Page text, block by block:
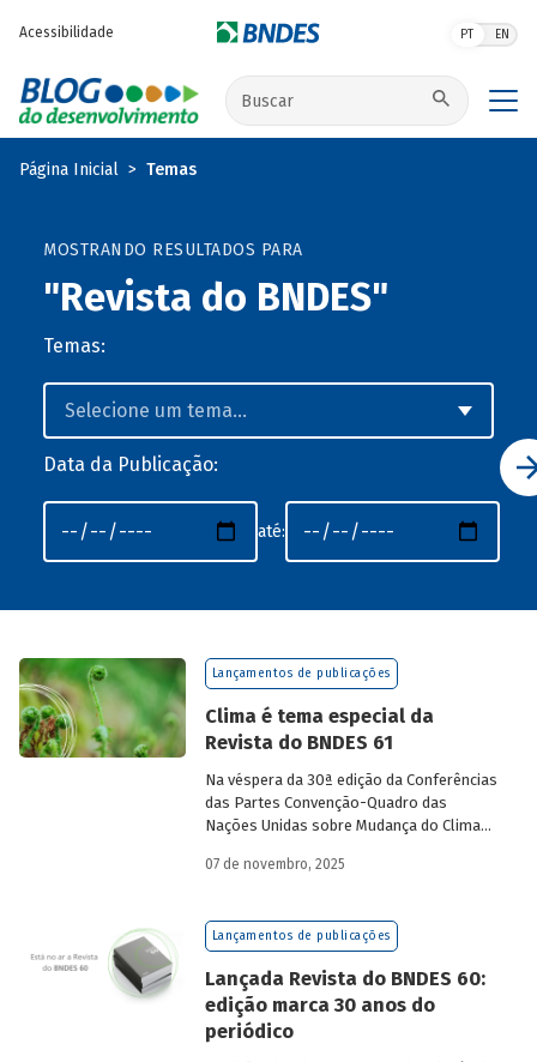
Acessibilidade PT EN
Buscar no site
Página Inicial Temas
MOSTRANDO RESULTADOS PARA
"Revista do BNDES"
Temas:
Data da Publicação:
até:
Lançamentos de publicações
Clima é tema especial da
Revista do BNDES 61
Na véspera da 30ª edição da Conferências
das Partes Convenção-Quadro das
Nações Unidas sobre Mudança do Clima
edição 61 da Revista do BNDES.
07 de novembro, 2025
Lançamentos de publicações
Lançada Revista do BNDES 60:
edição marca 30 anos do
periódico